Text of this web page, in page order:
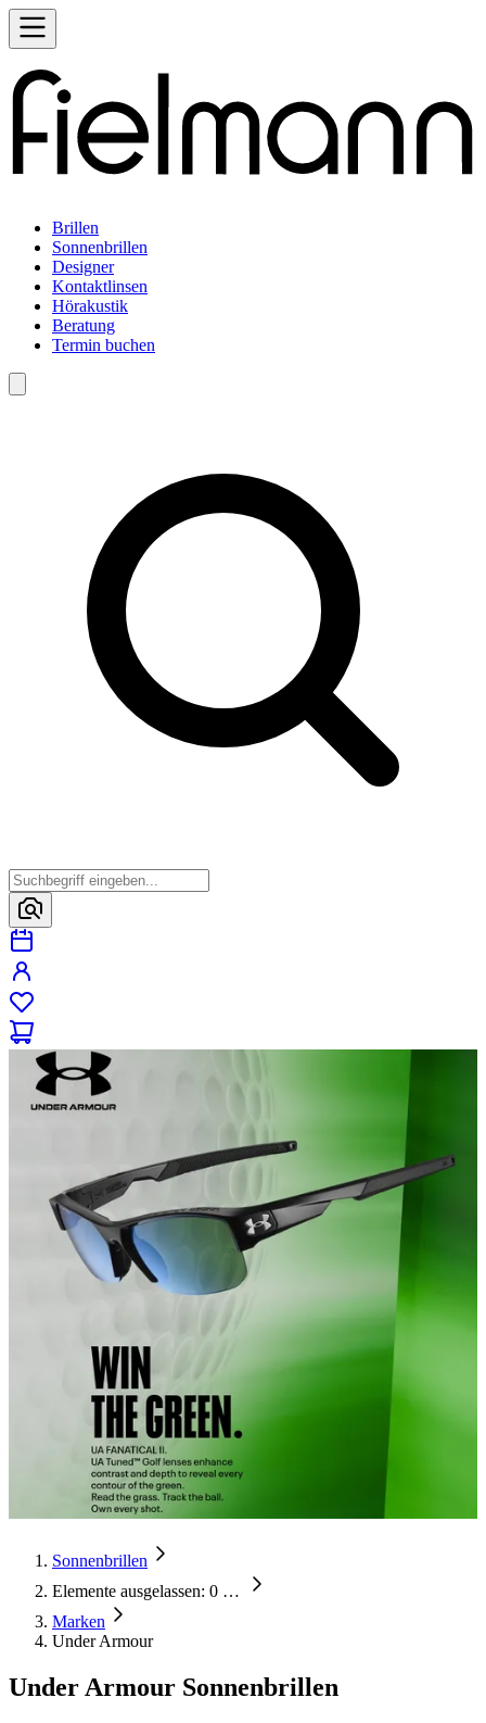
Brillen
Sonnenbrillen
Designer
Kontaktlinsen
Hörakustik
Beratung
Termin buchen
Sonnenbrillen
Elemente ausgelassen: 0 …
Marken
Under Armour
Under Armour Sonnenbrillen